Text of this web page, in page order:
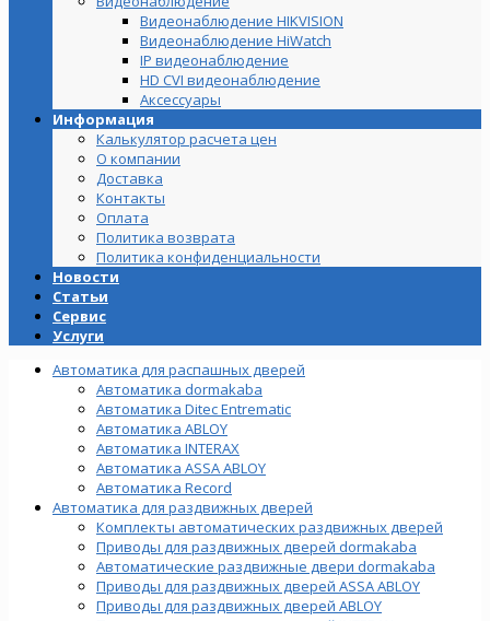
Видеонаблюдение HIKVISION
Видеонаблюдение HiWatch
IP видеонаблюдение
HD CVI видеонаблюдение
Аксессуары
Информация
Калькулятор расчета цен
О компании
Доставка
Контакты
Оплата
Политика возврата
Политика конфиденциальности
Новости
Статьи
Сервис
Услуги
Автоматика для распашных дверей
Автоматика dormakaba
Автоматика Ditec Entrematic
Автоматика ABLOY
Автоматика INTERAX
Автоматика ASSA ABLOY
Автоматика Record
Автоматика для раздвижных дверей
Комплекты автоматических раздвижных дверей
Приводы для раздвижных дверей dormakaba
Автоматические раздвижные двери dormakaba
Приводы для раздвижных дверей ASSA ABLOY
Приводы для раздвижных дверей ABLOY